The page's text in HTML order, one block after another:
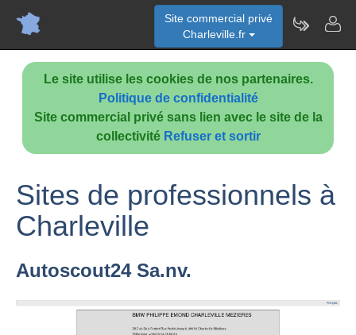
Le site utilise les cookies de nos partenaires.
Politique de confidentialité
Site commercial privé sans lien avec le site de la
collectivité Refuser et sortir
Site commercial privé
Charleville.fr
Sites de professionnels à
Charleville
Autoscout24 Sa.nv.